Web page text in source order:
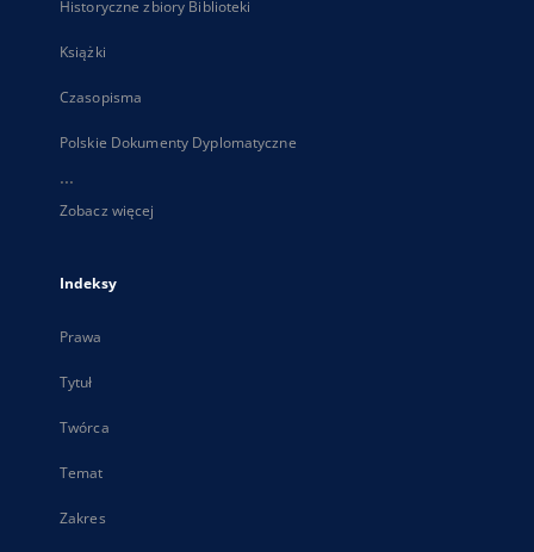
Historyczne zbiory Biblioteki
Książki
Czasopisma
Polskie Dokumenty Dyplomatyczne
...
Zobacz więcej
Indeksy
Prawa
Tytuł
Twórca
Temat
Zakres